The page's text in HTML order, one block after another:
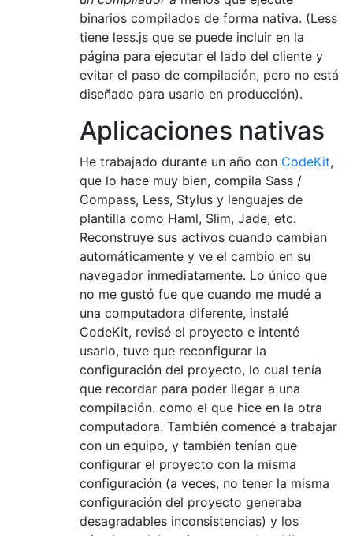
binarios compilados de forma nativa. (Less
tiene less.js que se puede incluir en la
página para ejecutar el lado del cliente y
evitar el paso de compilación, pero no está
diseñado para usarlo en producción).
Aplicaciones nativas
He trabajado durante un año con CodeKit,
que lo hace muy bien, compila Sass /
Compass, Less, Stylus y lenguajes de
plantilla como Haml, Slim, Jade, etc.
Reconstruye sus activos cuando cambian
automáticamente y ve el cambio en su
navegador inmediatamente. Lo único que
no me gustó fue que cuando me mudé a
una computadora diferente, instalé
CodeKit, revisé el proyecto e intenté
usarlo, tuve que reconfigurar la
configuración del proyecto, lo cual tenía
que recordar para poder llegar a una
compilación. como el que hice en la otra
computadora. También comencé a trabajar
con un equipo, y también tenían que
configurar el proyecto con la misma
configuración (a veces, no tener la misma
configuración del proyecto generaba
desagradables inconsistencias) y los